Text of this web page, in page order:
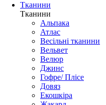
Тканини
Тканини
Альпака
Атлас
Весільні тканини
Вельвет
Велюр
Джинс
Гофре/ Плісе
Довяз
Екошкіра